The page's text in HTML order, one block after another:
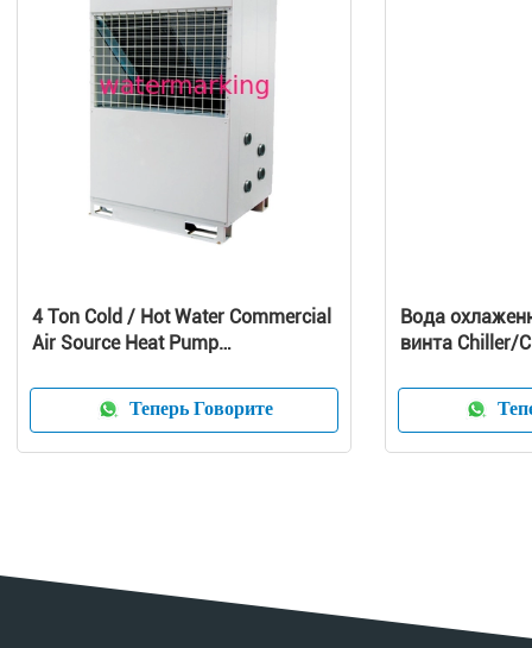
4 Ton Cold / Hot Water Commercial
Air Source Heat Pump
Теперь Говорите
Вода
винта Chiller/
охладитель